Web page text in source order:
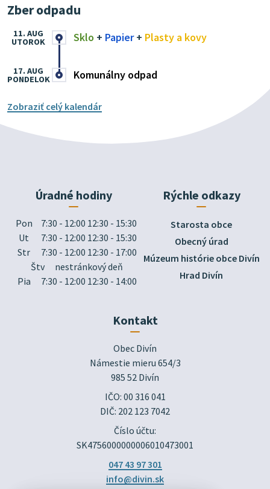
Zber odpadu
Sklo + Papier+ Plasty a kovy
11. AUG
UTOROK
Komunálny odpad
17. AUG
PONDELOK
Zobraziť celý kalendár
Úradné hodiny
Pon
7:30 - 12:00 12:30 - 15:30
Ut
7:30 - 12:00 12:30 - 15:30
Str
7:30 - 12:00 12:30 - 17:00
Štv
nestránkový deň
Pia
7:30 - 12:00 12:30 - 14:00
Rýchle odkazy
Starosta obce
Obecný úrad
Múzeum histórie obce Divín
Hrad Divín
Kontakt
Obec Divín
Námestie mieru 654/3
985 52 Divín
IČO: 00 316 041
DIČ: 202 123 7042
Číslo účtu:
SK4756000000006010473001
047 43 97 301
info@divin.sk